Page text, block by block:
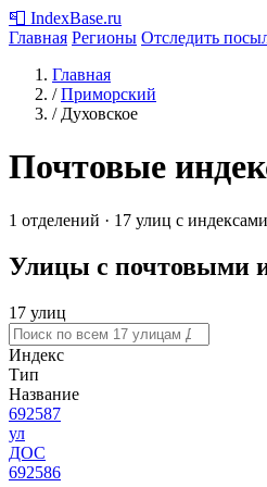
📮 IndexBase.ru
Главная Регионы Отследить
Главная
/ Приморский
/ Духовское
Почтовые
1 отделений · 17 улиц с индексами
Улицы с почтовыми
17 улиц
Индекс
Тип
Название
692587
ул
ДОС
692586